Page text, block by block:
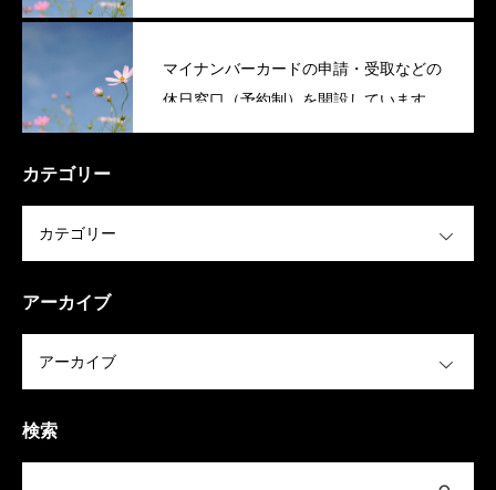
マイナンバーカードの申請・受取などの
休日窓口（予約制）を開設しています
（稲美町）
カテゴリー
アーカイブ
検索